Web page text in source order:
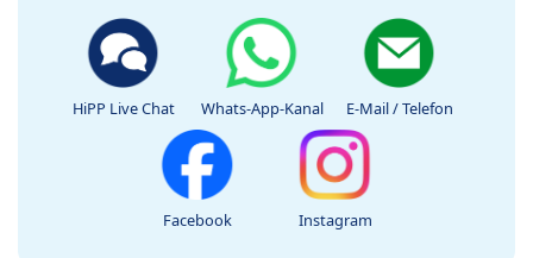
HiPP Live Chat Whats-App-Kanal E-Mail / Telefon
Facebook Instagram